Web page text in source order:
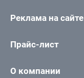
Реклама на сайте
Прайс-лист
О компании